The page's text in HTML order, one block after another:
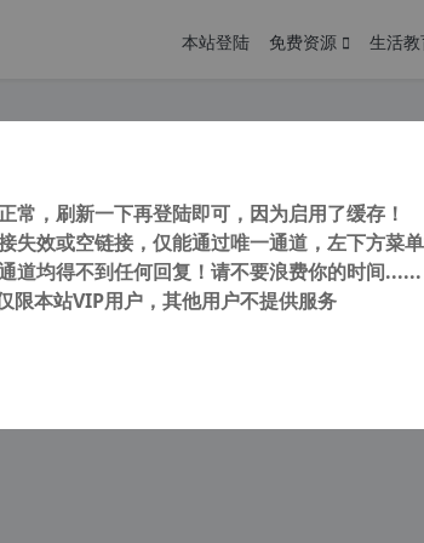
本站登陆 免费资源 生活
安卓免费下载网站 安卓应用市场哪个好 应用市场官方下载 应用市场app下载
载自 cnorg.12hp.de 注意： 由于网站空间位于国
...
常，刷新一下再登陆即可，因为启用了缓存！
失效或空链接，仅能通过唯一通道，左下方菜
道均得不到任何回复！请不要浪费你的时间......
限本站VIP用户，其他用户不提供服务